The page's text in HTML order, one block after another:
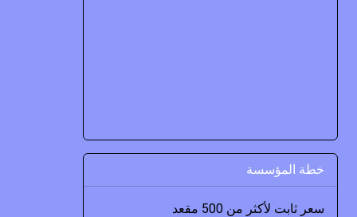
خطة المؤسسة
سعر ثابت لأكثر من 500 مقعد